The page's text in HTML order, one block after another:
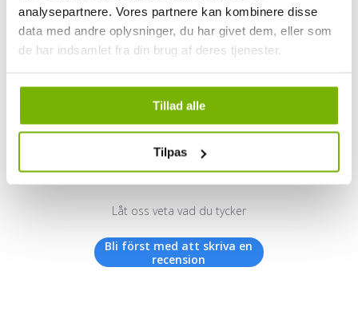
analysepartnere. Vores partnere kan kombinere disse
data med andre oplysninger, du har givet dem, eller som
de har indsamlet fra din brug af deres tjenester.
Tillad alle
Tilpas
Vi letar efter stjärnor!
Låt oss veta vad du tycker
Bli först med att skriva en
recension